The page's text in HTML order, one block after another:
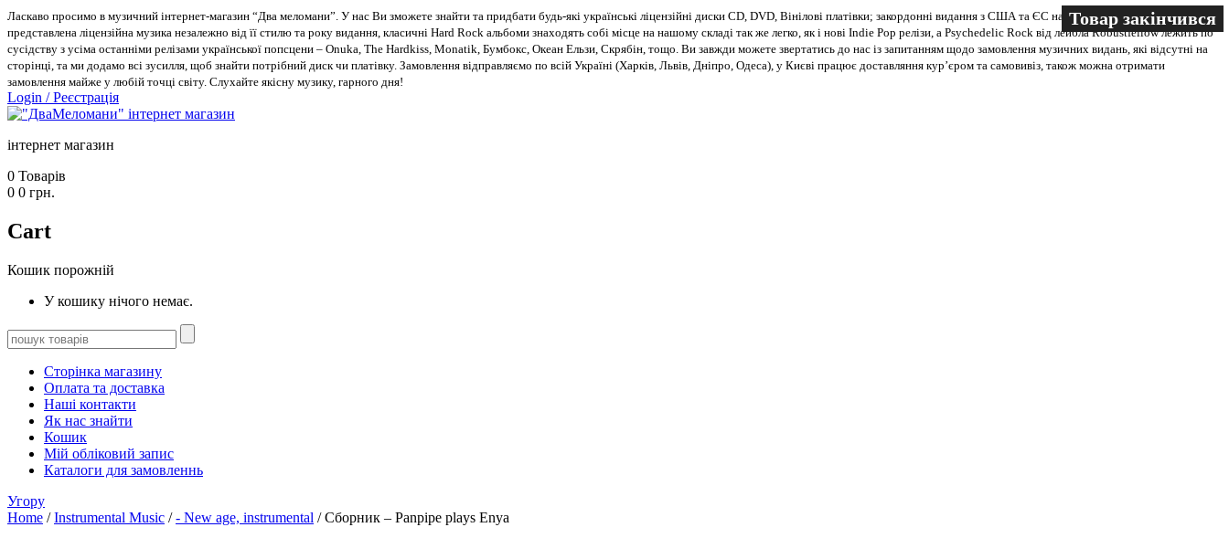
Ласкаво просимо в музичний інтернет-магазин “Два меломани”. У нас Ви зможете знайти та придбати будь-які українські ліцензійні диски CD, DVD, Вінілові платівки; закордонні видання з США та ЄС на всіх носіях. В магазині
представлена ліцензійна музика незалежно від її стилю та року видання, класичні Hard Rock альбоми знаходять собі місце на нашому складі так же легко, як і нові Indie Pop релізи, а Psychedelic Rock від лейбла Robustfellow лежить по
сусідству з усіма останніми релізами української попсцени – Onuka, The Hardkiss, Monatik, Бумбокс, Океан Ельзи, Скрябін, тощо. Ви завжди можете звертатись до нас із запитанням щодо замовлення музичних видань, які відсутні на
сторінці, та ми додамо всі зусилля, щоб знайти потрібний диск чи платівку. Замовлення відправляємо по всій Україні (Харків, Львів, Дніпро, Одеса), у Києві працює доставляння кур’єром та самовивіз, також можна отримати
замовлення майже у любій точці світу. Слухайте якісну музику, гарного дня!
Login /Реєстрація
інтернет магазин
0 Товарів
0 0 грн.
Cart
Кошик порожній
У кошику нічого немає.
Сторінка магазину
Оплата та доставка
Наші контакти
Як нас знайти
Кошик
Мій обліковий запис
Каталоги для замовленнь
Угору
Home /Instrumental Music /- New age, instrumental / Сборник – Panpipe plays Enya
Товар закінчився
Товар закінчився
Товар закінчився